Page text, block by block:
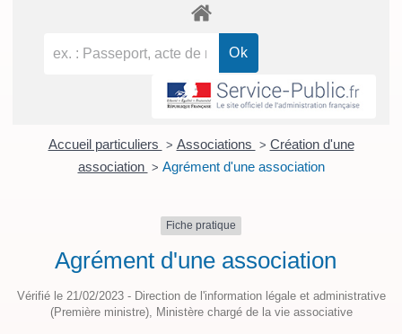
Accueil particuliers > Associations > Création d'une
association > Agrément d'une association
Fiche pratique
Agrément d'une association
Vérifié le 21/02/2023 - Direction de l'information légale et administrative
(Première ministre), Ministère chargé de la vie associative